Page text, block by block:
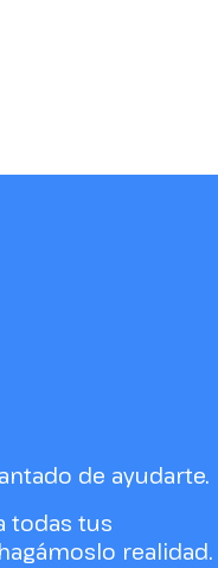
de ayudarte.
todas tus
realidad.